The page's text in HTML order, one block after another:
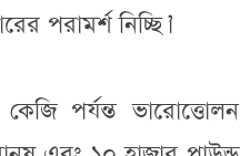
পরামর্শ নিচ্ছি।’
পর্যন্ত ভারোত্তোলন